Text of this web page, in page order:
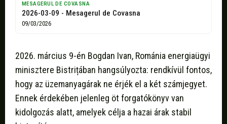
MESAGERUL DE COVASNA
2026-03-09 - Mesagerul de Covasna
09/03/2026
2026. március 9-én Bogdan Ivan, Románia energiaügyi
minisztere Bistrițában hangsúlyozta: rendkívül fontos,
hogy az üzemanyagárak ne érjék el a két számjegyet.
Ennek érdekében jelenleg öt forgatókönyv van
kidolgozás alatt, amelyek célja a hazai árak stabil